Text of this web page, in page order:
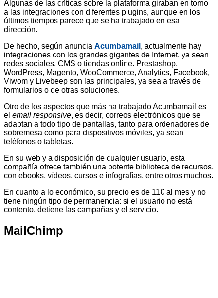
Algunas de las críticas sobre la plataforma giraban en torno
a las integraciones con diferentes plugins, aunque en los
últimos tiempos parece que se ha trabajado en esa
dirección.
De hecho, según anuncia Acumbamail , actualmente hay
integraciones con los grandes gigantes de Internet, ya sean
redes sociales, CMS o tiendas online. Prestashop,
WordPress, Magento, WooCommerce, Analytics, Facebook,
Viwom y Livebeep son las principales, ya sea a través de
formularios o de otras soluciones.
Otro de los aspectos que más ha trabajado Acumbamail es
el email responsive, es decir, correos electrónicos que se
adaptan a todo tipo de pantallas, tanto para ordenadores de
sobremesa como para dispositivos móviles, ya sean
teléfonos o tabletas.
En su web y a disposición de cualquier usuario, esta
compañía ofrece también una potente biblioteca de recursos,
con ebooks, vídeos, cursos e infografías, entre otros muchos.
En cuanto a lo económico, su precio es de 11€ al mes y no
tiene ningún tipo de permanencia: si el usuario no está
contento, detiene las campañas y el servicio.
MailChimp